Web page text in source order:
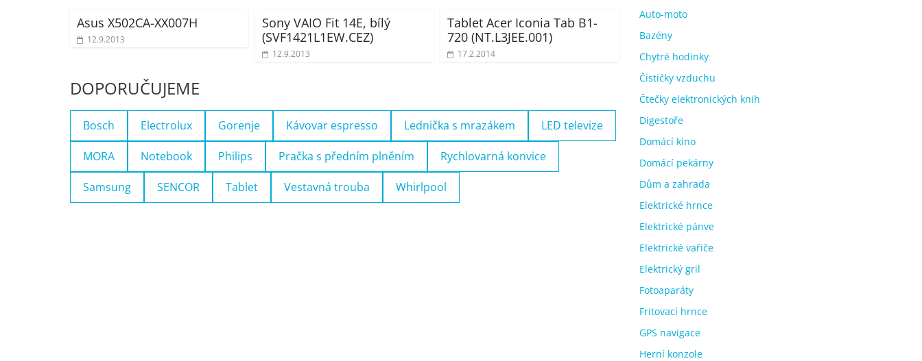
bazény
Asus X502CA-XX007H
12.9.2013
Sony VAIO Fit 14E, bílý
(SVF1421L1EW.CEZ)
12.9.2013
Tablet Acer Iconia Tab B1-
720 (NT.L3JEE.001)
17.2.2014
DOPORUČUJEME
Bosch Electrolux Gorenje Kávovar espresso Lednička s mrazákem LED televize
MORA Notebook Philips Pračka s předním plněním Rychlovarná konvice
Samsung SENCOR Tablet Vestavná trouba Whirlpool
Auto-moto
Bazény
Chytré hodinky
Čističky vzduchu
Čtečky elektronických knih
Digestoře
Domácí kino
Domácí pekárny
Dům a zahrada
Elektrické hrnce
Elektrické pánve
Elektrické vařiče
Elektrický gril
Fotoaparáty
Fritovací hrnce
GPS navigace
Herní konzole